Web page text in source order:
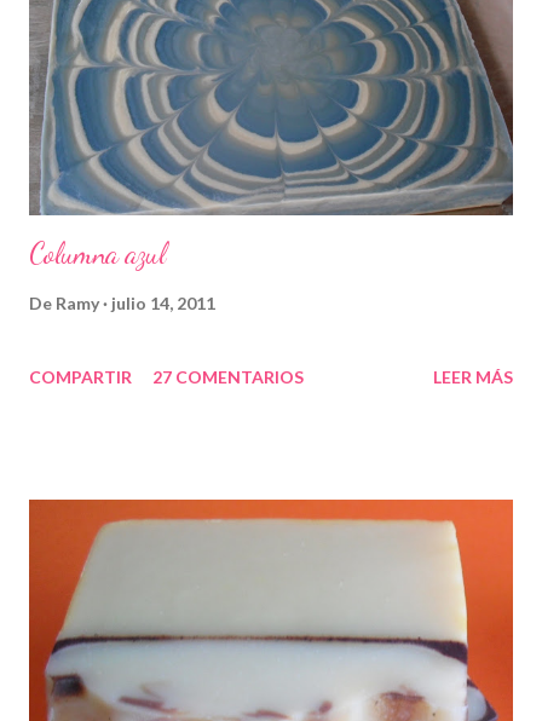
Columna azul
De Ramy julio 14, 2011
COMPARTIR 27 COMENTARIOS LEER MÁS